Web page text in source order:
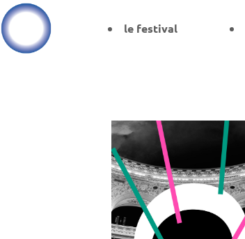
le festival